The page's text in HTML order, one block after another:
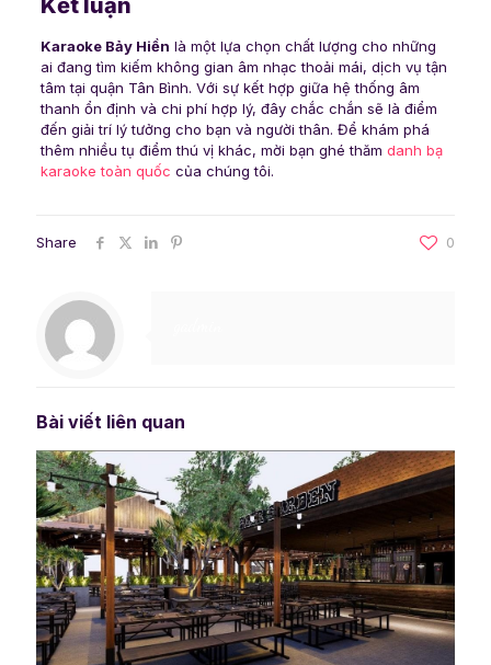
Kết luận
Karaoke Bảy Hiền là một lựa chọn chất lượng cho những
ai đang tìm kiếm không gian âm nhạc thoải mái, dịch vụ tận
tâm tại quận Tân Bình. Với sự kết hợp giữa hệ thống âm
thanh ổn định và chi phí hợp lý, đây chắc chắn sẽ là điểm
đến giải trí lý tưởng cho bạn và người thân. Để khám phá
thêm nhiều tụ điểm thú vị khác, mời bạn ghé thăm danh bạ
karaoke toàn quốc của chúng tôi.
Share 0
Bài viết liên quan